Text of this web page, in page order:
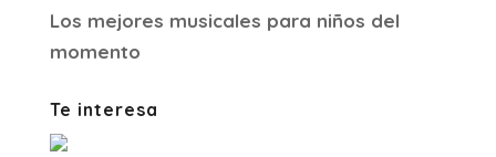
Los mejores musicales para niños del
momento
Te interesa